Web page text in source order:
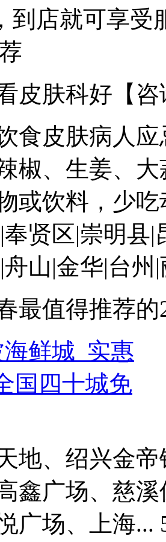
到店就可享
皮肤科好【
食皮肤病人
椒、生姜、
或饮料，少
奉贤区|崇明县
山|金华|台州
最值得推荐
地、绍兴金
鑫广场、慈
广场、上海...